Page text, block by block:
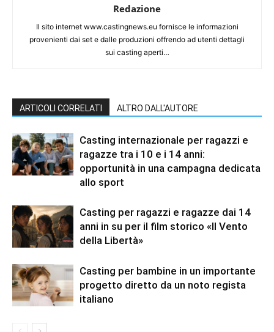
Redazione
Il sito internet www.castingnews.eu fornisce le informazioni
provenienti dai set e dalle produzioni offrendo ad utenti dettagli
sui casting aperti…
ARTICOLI CORRELATI ALTRO DALL'AUTORE
Casting internazionale per ragazzi e
ragazze tra i 10 e i 14 anni:
opportunità in una campagna dedicata
allo sport
Casting per ragazzi e ragazze dai 14
anni in su per il film storico «Il Vento
della Libertà»
Casting per bambine in un importante
progetto diretto da un noto regista
italiano